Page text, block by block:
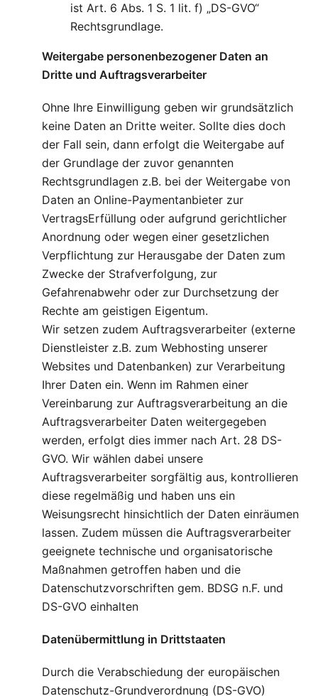
ist Art. 6 Abs. 1 S. 1 lit. f) „DS-GVO“
Rechtsgrundlage.
Weitergabe personenbezogener Daten an
Dritte und Auftragsverarbeiter
Ohne Ihre Einwilligung geben wir grundsätzlich
keine Daten an Dritte weiter. Sollte dies doch
der Fall sein, dann erfolgt die Weitergabe auf
der Grundlage der zuvor genannten
Rechtsgrundlagen z.B. bei der Weitergabe von
Daten an Online-Paymentanbieter zur
VertragsErfüllung oder aufgrund gerichtlicher
Anordnung oder wegen einer gesetzlichen
Verpflichtung zur Herausgabe der Daten zum
Zwecke der Strafverfolgung, zur
Gefahrenabwehr oder zur Durchsetzung der
Rechte am geistigen Eigentum.
Wir setzen zudem Auftragsverarbeiter (externe
Dienstleister z.B. zum Webhosting unserer
Websites und Datenbanken) zur Verarbeitung
Ihrer Daten ein. Wenn im Rahmen einer
Vereinbarung zur Auftragsverarbeitung an die
Auftragsverarbeiter Daten weitergegeben
werden, erfolgt dies immer nach Art. 28 DS-
GVO. Wir wählen dabei unsere
Auftragsverarbeiter sorgfältig aus, kontrollieren
diese regelmäßig und haben uns ein
Weisungsrecht hinsichtlich der Daten einräumen
lassen. Zudem müssen die Auftragsverarbeiter
geeignete technische und organisatorische
Maßnahmen getroffen haben und die
Datenschutzvorschriften gem. BDSG n.F. und
DS-GVO einhalten
Datenübermittlung in Drittstaaten
Durch die Verabschiedung der europäischen
Datenschutz-Grundverordnung (DS-GVO)